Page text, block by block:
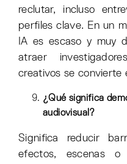
reclutar, incluso
perfiles clave. En un
IA es escaso y muy
atraer
creativos se convierte
¿Qué significa
audiovisual?
Significa reducir
efectos, escenas o